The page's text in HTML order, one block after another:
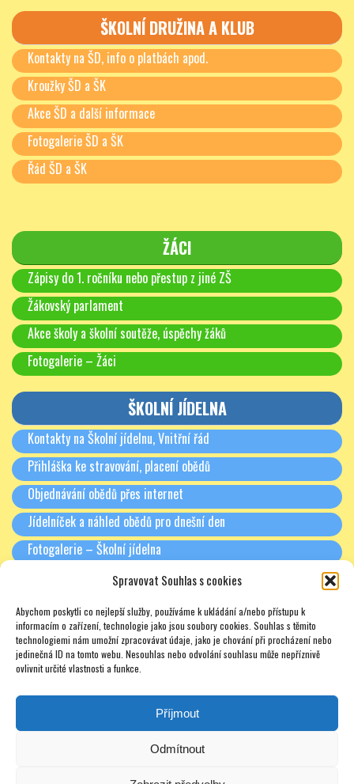
Spravovat Souhlas s cookies
Abychom poskytli co nejlepší služby, používáme k ukládání a/nebo přístupu k
informacím o zařízení, technologie jako jsou soubory cookies. Souhlas s těmito
technologiemi nám umožní zpracovávat údaje, jako je chování při procházení nebo
jedinečná ID na tomto webu. Nesouhlas nebo odvolání souhlasu může nepříznivě
ovlivnit určité vlastnosti a funkce.
Příjmout
Odmítnout
ŠKOLNÍ DRUŽINA A KLUB
Kontakty na ŠD, info o platbách apod.
Kroužky ŠD a ŠK
Akce ŠD a další informace
Fotogalerie ŠD a ŠK
Řád ŠD a ŠK
ŽÁCI
Zápisy do 1. ročníku nebo přestup z jiné ZŠ
Žákovský parlament
Akce školy a školní soutěže, úspěchy žáků
Fotogalerie – Žáci
ŠKOLNÍ JÍDELNA
Kontakty na Školní jídelnu, Vnitřní řád
Přihláška ke stravování, placení obědů
Objednávání obědů přes internet
Jídelníček a náhled obědů pro dnešní den
Fotogalerie – Školní jídelna
Třídní schůzky + Spolek rodičů (dříve SRPŠ)
Rada školy
Soukromé doučování – zajímavé odkazy – nabídky – texty